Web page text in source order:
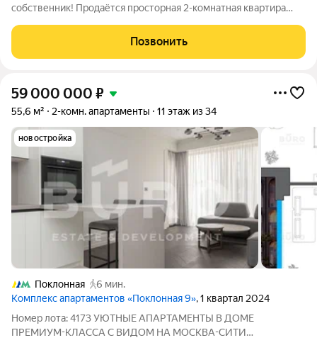
собственник! Продаётся просторная 2-комнатная квартира
потолками и удачной планировкой. Общая площадь - 56,7 кв. м,
комфортный 3 этаж из 7.
Позвонить
59 000 000 ₽
55,6 м² 2-комн. апартаменты 11 этаж из 34
новостройка
Поклонная
6 мин.
Комплекс апартаментов «Поклонная 9», 1 квартал 2024
Номер лота: 4173 УЮТНЫЕ АПАРТАМЕНТЫ В ДОМЕ
ПРЕМИУМ-КЛАССА С ВИДОМ НА МОСКВА-СИТИ